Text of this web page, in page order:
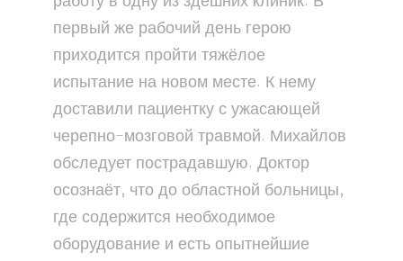
первый же рабочий день герою
приходится пройти тяжёлое
испытание на новом месте. К нему
доставили пациентку с ужасающей
черепно-мозговой травмой. Михайлов
обследует пострадавшую. Доктор
осознаёт, что до областной больницы,
где содержится необходимое
оборудование и есть опытнейшие